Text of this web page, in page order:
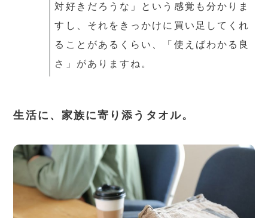
対好きだろうな」という感覚も分かりま
すし、それをきっかけに買い足してくれ
ることがあるくらい、「使えばわかる良
さ」がありますね。
生活に、家族に寄り添うタオル。